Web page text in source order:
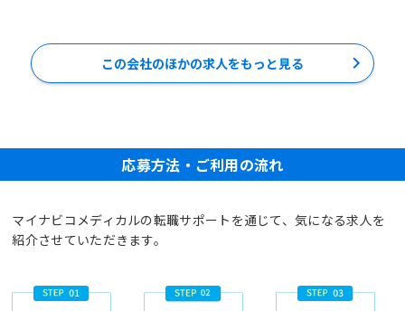
この会社のほかの求人をもっと見る
応募方法・ご利用の流れ
マイナビコメディカルの転職サポートを通じて、気になる求人を
紹介させていただきます。